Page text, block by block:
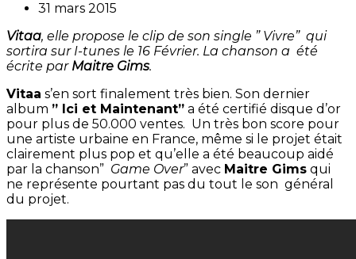
31 mars 2015
Vitaa, elle propose le clip de son single ” Vivre” qui
sortira sur I-tunes le 16 Février. La chanson a été
écrite par Maitre Gims.
Vitaa s’en sort finalement très bien. Son dernier
album ” Ici et Maintenant” a été certifié disque d’or
pour plus de 50.000 ventes. Un très bon score pour
une artiste urbaine en France, même si le projet était
clairement plus pop et qu’elle a été beaucoup aidé
par la chanson” Game Over” avec Maitre Gims qui
ne représente pourtant pas du tout le son général
du projet.